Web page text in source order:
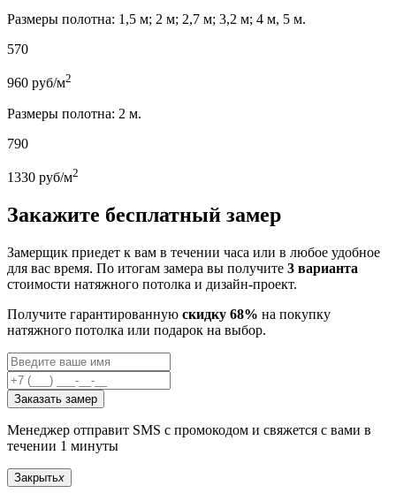
Размеры полотна: 1,5 м; 2 м; 2,7 м; 3,2 м; 4 м, 5 м.
570
960 руб/м2
Размеры полотна: 2 м.
790
1330 руб/м2
Закажите бесплатный замер
Замерщик приедет к вам в течении часа или в любое удобное
для вас время. По итогам замера вы получите 3 варианта
стоимости натяжного потолка и дизайн-проект.
Получите гарантированную скидку 68% на покупку
натяжного потолка или подарок на выбор.
Заказать замер
Менеджер отправит SMS с промокодом и свяжется с вами в
течении 1 минуты
Закрытьx